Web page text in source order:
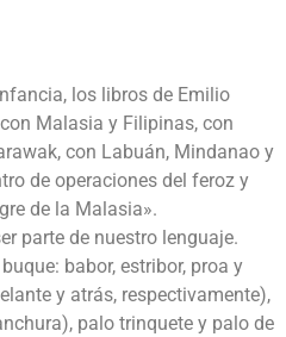
los libros de Emilio
Malasia y Filipinas, con
con Labuán, Mindanao y
de operaciones del feroz y
de la Malasia».
parte de nuestro lenguaje.
babor, estribor, proa y
y atrás, respectivamente),
palo trinquete y palo de